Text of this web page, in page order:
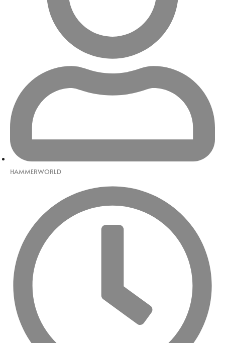
HAMMERWORLD